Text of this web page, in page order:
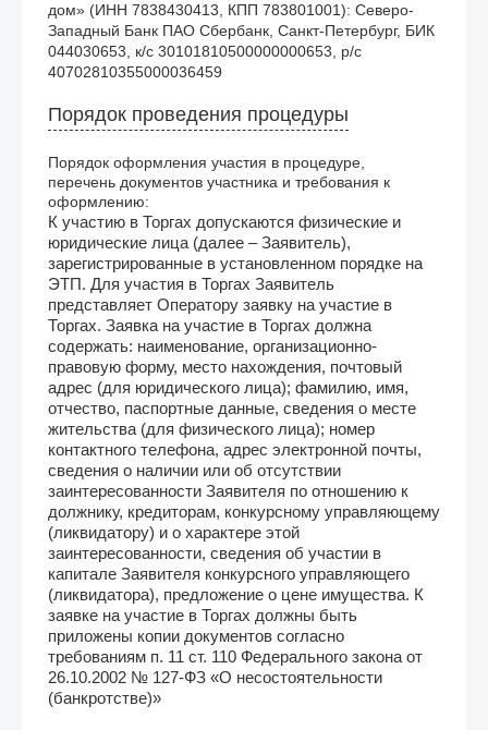
дом» (ИНН 7838430413, КПП 783801001): Северо-
Западный Банк ПАО Сбербанк, Санкт-Петербург, БИК
044030653, к/с 30101810500000000653, р/с
40702810355000036459
Порядок проведения процедуры
Порядок оформления участия в процедуре,
перечень документов участника и требования к
оформлению:
К участию в Торгах допускаются физические и
юридические лица (далее – Заявитель),
зарегистрированные в установленном порядке на
ЭТП. Для участия в Торгах Заявитель
представляет Оператору заявку на участие в
Торгах. Заявка на участие в Торгах должна
содержать: наименование, организационно-
правовую форму, место нахождения, почтовый
адрес (для юридического лица); фамилию, имя,
отчество, паспортные данные, сведения о месте
жительства (для физического лица); номер
контактного телефона, адрес электронной почты,
сведения о наличии или об отсутствии
заинтересованности Заявителя по отношению к
должнику, кредиторам, конкурсному управляющему
(ликвидатору) и о характере этой
заинтересованности, сведения об участии в
капитале Заявителя конкурсного управляющего
(ликвидатора), предложение о цене имущества. К
заявке на участие в Торгах должны быть
приложены копии документов согласно
требованиям п. 11 ст. 110 Федерального закона от
26.10.2002 № 127-ФЗ «О несостоятельности
(банкротстве)»